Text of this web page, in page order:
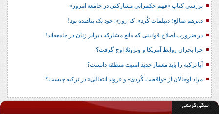
بررسی کتاب «فهم حکمرانی مشارکتی در جامعه امروز»
د.برهم صالح؛ دیپلمات کُردی که روزی خود یک پناهنده بود!
در ضرورت اصلاح قوانینی که مانع مشارکت برابر زنان در جامعه‌اند!
چرا بحران روابط آمریکا و ونزوئلا اوج گرفت؟
آیا ترکیه را باید معمار جدید امنیت منطقه دانست؟
مراد اوجالان از «واقعیت کُردی» و «روند انتقالی» در ترکیه چیست؟
نیکی کریمی